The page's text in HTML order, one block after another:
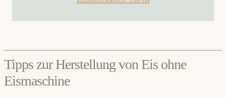
Tipps zur Herstellung von Eis ohne
Eismaschine